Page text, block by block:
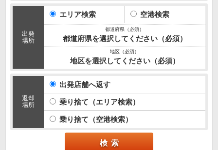
出発
場所
エリア検索 空港検索
都道府県を選択してください（必須）
地区を選択してください（必須）
返却
場所
出発店舗へ返す
乗り捨て（エリア検索）
乗り捨て（空港検索）